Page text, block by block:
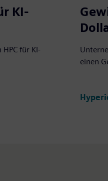
KI-
für KI-
47$
einen